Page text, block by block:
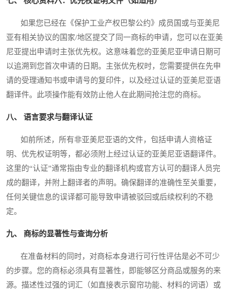
如果您已经在《保护工业产权巴黎公约》成员国或与亚美尼
亚有相关协议的国家/地区提交了同一商标的申请，您可以在亚美
尼亚提出申请时主张优先权。这意味着您的亚美尼亚申请日期可
以追溯到您首次申请的日期。主张优先权时，您需要提供在先申
请的受理通知书或申请号的复印件，以及经过认证的亚美尼亚语
翻译件。此项操作能有效防止他人在此期间抢注您的商标。
八、 语言要求与翻译认证
如前所述，所有非亚美尼亚语的文件，包括申请人资格证
明、优先权证明等，都必须附上经过认证的亚美尼亚语翻译件。
这里的“认证”通常指由专业的翻译机构或官方认可的翻译人员完
成的翻译，并附上翻译者的声明。确保翻译的准确性至关重要，
任何关键信息的误译都可能导致申请被驳回或后续权利的不稳
定。
九、 商标的显著性与查询分析
在准备材料的同时，对商标本身进行可行性评估是必不可少
的步骤。您的商标必须具有显著性，即能够区分商品或服务的来
源。描述性过强的词汇（如直接表示窗帘功能、材料的词语）或